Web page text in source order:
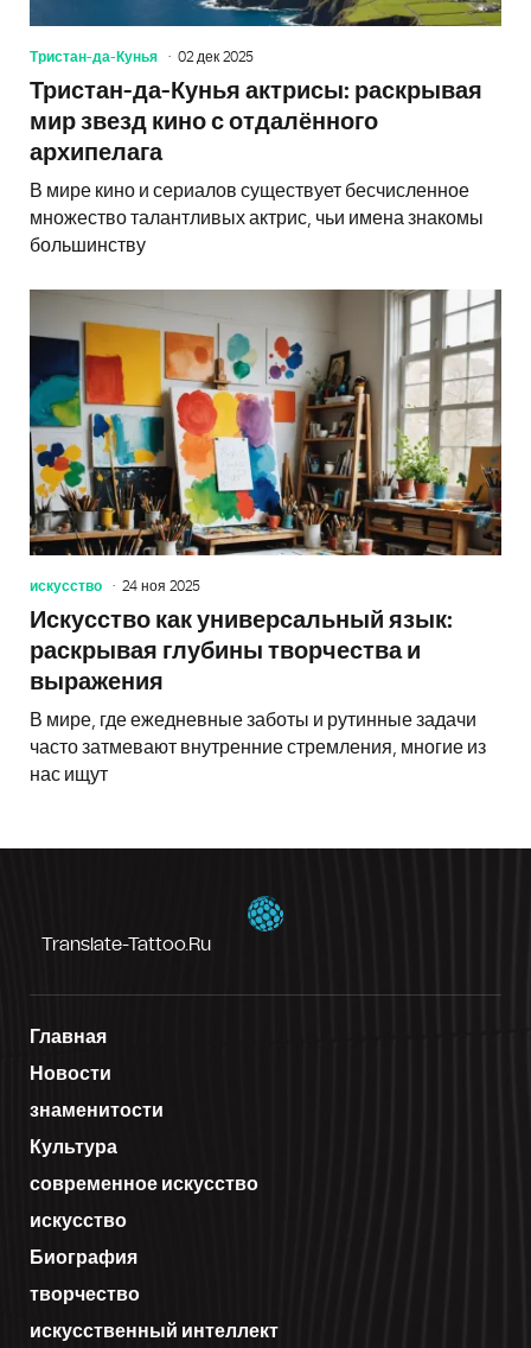
Тристан-да-Кунья 02 дек 2025
Тристан-да-Кунья актрисы: раскрывая
мир звезд кино с отдалённого
архипелага
В мире кино и сериалов существует бесчисленное
множество талантливых актрис, чьи имена знакомы
большинству
искусство 24 ноя 2025
Искусство как универсальный язык:
раскрывая глубины творчества и
выражения
В мире, где ежедневные заботы и рутинные задачи
часто затмевают внутренние стремления, многие из
нас ищут
Translate-Tattoo.ru
Главная
Новости
знаменитости
Культура
современное искусство
искусство
Биография
творчество
искусственный интеллект